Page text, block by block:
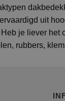
uit
je liever het
rubbers,